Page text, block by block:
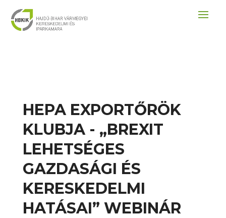
HEPA EXPORTŐRÖK
KLUBJA - „BREXIT
LEHETSÉGES
GAZDASÁGI ÉS
KERESKEDELMI
HATÁSAI” WEBINÁR